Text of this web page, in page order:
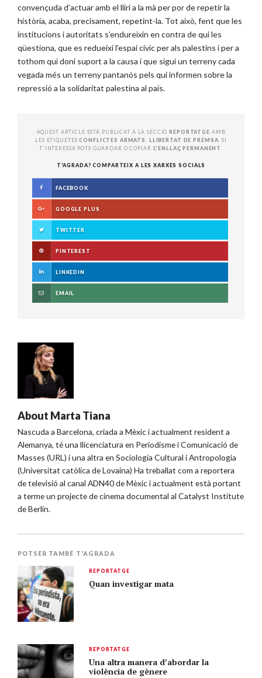
convençuda d’actuar amb el lliri a la mà per por de repetir la
història, acaba, precisament, repetint-la. Tot això, fent que les
institucions i autoritats s’endureixin en contra de qui les
qüestiona, que es redueixi l’espai cívic per als palestins i per a
tothom qui doni suport a la causa i que sigui un terreny cada
vegada més un terreny pantanós pels qui informen sobre la
repressió a la solidaritat palestina al país.
AQUEST ARTICLE ESTÀ PUBLICAT A LA SECCIÓREPORTATGE AMB
LES ETIQUETESCONFLICTES ARMATS LLIBERTAT DE PREMSA . SI
T'INTERESSA POTS GUARDAR O COPIAR L'ENLLAÇ PERMANENT
T'AGRADA? COMPARTEIX A LES XARXES SOCIALS
FACEBOOK
GOOGLE PLUS
TWITTER
PINTEREST
LINKEDIN
EMAIL
About Marta Tiana
Nascuda a Barcelona, criada a Mèxic i actualment resident a
Alemanya, té una llicenciatura en Periodisme i Comunicació de
Masses (URL) i una altra en Sociologia Cultural i Antropologia
(Universitat catòlica de Lovaina) Ha treballat com a reportera
de televisió al canal ADN40 de Mèxic i actualment està portant
a terme un projecte de cinema documental al Catalyst Institute
de Berlín.
POTSER TAMBÉ T'AGRADA
REPORTATGE
Quan investigar mata
REPORTATGE
Una altra manera d’abordar la
violència de gènere